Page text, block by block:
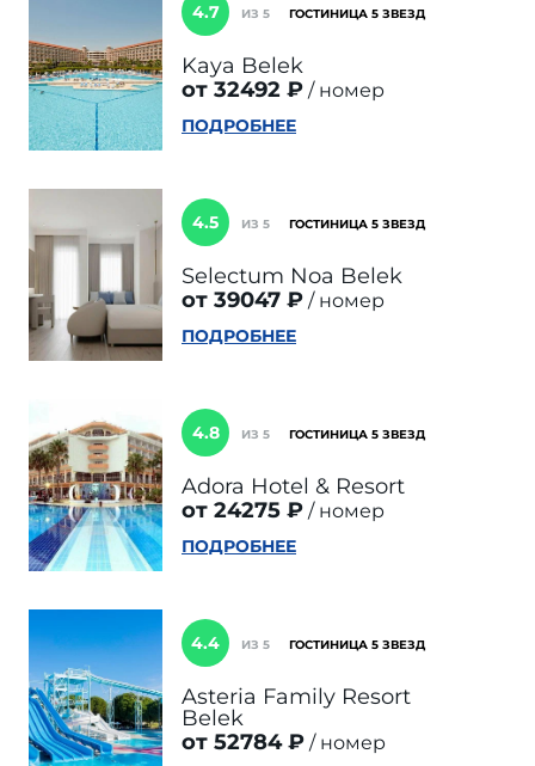
4.7 ИЗ 5 ГОСТИНИЦА 5 ЗВЕЗД
Kaya Belek
от 32492 ₽
номер
ПОДРОБНЕЕ
4.5 ИЗ 5 ГОСТИНИЦА 5 ЗВЕЗД
Selectum Noa Belek
от 39047 ₽
номер
ПОДРОБНЕЕ
4.8 ИЗ 5 ГОСТИНИЦА 5 ЗВЕЗД
Adora Hotel & Resort
от 24275 ₽
номер
ПОДРОБНЕЕ
4.4 ИЗ 5 ГОСТИНИЦА 5 ЗВЕЗД
Asteria Family Resort
Belek
от 52784 ₽
номер